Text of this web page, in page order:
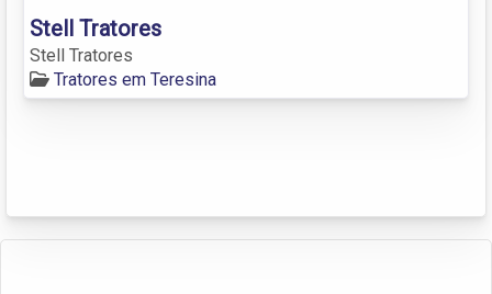
Stell Tratores
Stell Tratores
Tratores em Teresina